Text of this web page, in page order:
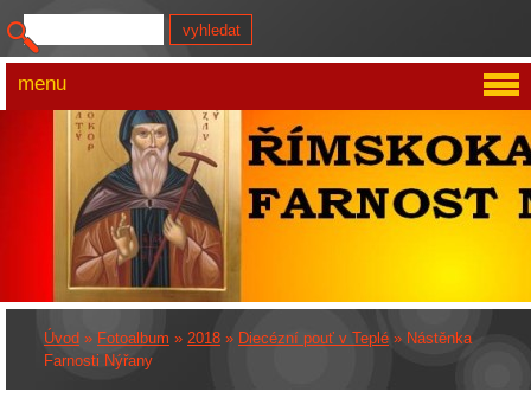
Úvod » Fotoalbum » 2018 » Diecézní pouť v Teplé » Nástěnka
Farnosti Nýřany
menu